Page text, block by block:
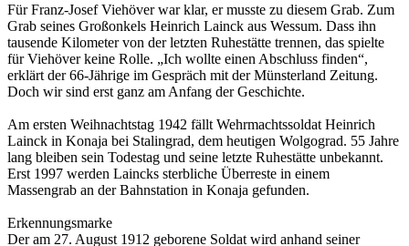
Für Franz-Josef Viehöver war klar, er musste zu diesem Grab. Zum
Grab seines Großonkels Heinrich Lainck aus Wessum. Dass ihn
tausende Kilometer von der letzten Ruhestätte trennen, das spielte
für Viehöver keine Rolle. „Ich wollte einen Abschluss finden“,
erklärt der 66-Jährige im Gespräch mit der Münsterland Zeitung.
Doch wir sind erst ganz am Anfang der Geschichte.
Am ersten Weihnachtstag 1942 fällt Wehrmachtssoldat Heinrich
Lainck in Konaja bei Stalingrad, dem heutigen Wolgograd. 55 Jahre
lang bleiben sein Todestag und seine letzte Ruhestätte unbekannt.
Erst 1997 werden Laincks sterbliche Überreste in einem
Massengrab an der Bahnstation in Konaja gefunden.
Erkennungsmarke
Der am 27. August 1912 geborene Soldat wird anhand seiner